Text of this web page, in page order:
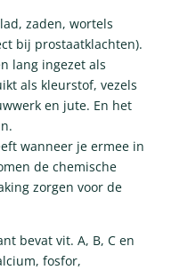
zaden, wortels
bij prostaatklachten).
lang ingezet als
als kleurstof, vezels
en jute. En het
wanneer je ermee in
de chemische
zorgen voor de
bevat vit. A, B, C en
fosfor,